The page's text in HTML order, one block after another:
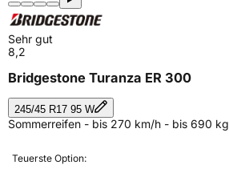
Sehr gut
8,2
Bridgestone Turanza ER 300
245/45 R17 95 W
Sommerreifen - bis 270 km/h - bis 690 kg
Teuerste Option: